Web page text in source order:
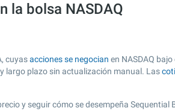
la bolsa NASDAQ
cuyasacciones se negocian en NASDAQ
largo plazo sin actualización manual. Las
y seguir cómo se desempeña